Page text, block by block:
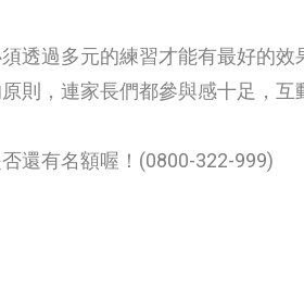
透過多元的練習才能有最好的
則，連家長們都參與感十足，
還有名額喔！(0800-322-999)